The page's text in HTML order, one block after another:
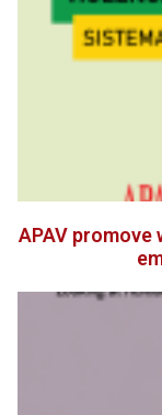
APAV promove